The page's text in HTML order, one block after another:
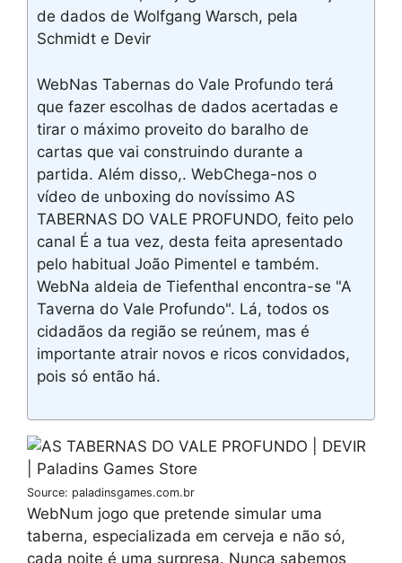
de dados de Wolfgang Warsch, pela
Schmidt e Devir
WebNas Tabernas do Vale Profundo terá
que fazer escolhas de dados acertadas e
tirar o máximo proveito do baralho de
cartas que vai construindo durante a
partida. Além disso,. WebChega-nos o
vídeo de unboxing do novíssimo AS
TABERNAS DO VALE PROFUNDO, feito pelo
canal É a tua vez, desta feita apresentado
pelo habitual João Pimentel e também.
WebNa aldeia de Tiefenthal encontra-se "A
Taverna do Vale Profundo". Lá, todos os
cidadãos da região se reúnem, mas é
importante atrair novos e ricos convidados,
pois só então há.
Source: paladinsgames.com.br
WebNum jogo que pretende simular uma
taberna, especializada em cerveja e não só,
cada noite é uma surpresa. Nunca sabemos